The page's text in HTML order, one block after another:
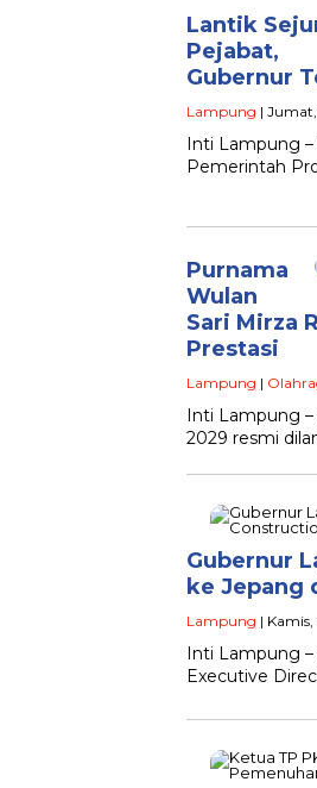
Lantik
Pejabat,
Gubernur
Lampung |
Inti Lampung
Pemerintah
Purnama
Wulan
Sari Mirza
Prestasi
Lampung |
Inti Lampung
2029 resmi
Gubernur
ke Jepang
Lampung | Kamis,
Inti Lampung
Executive